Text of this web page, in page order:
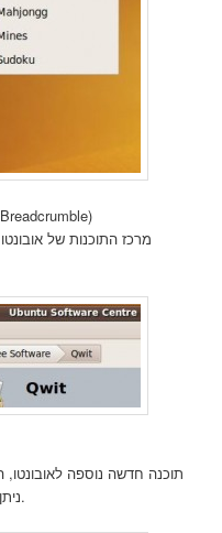
(תודה לתומר על התרגום ל־Breadcrumble)
מרכז התוכנות של
תוכנה חדשה נוספה
.